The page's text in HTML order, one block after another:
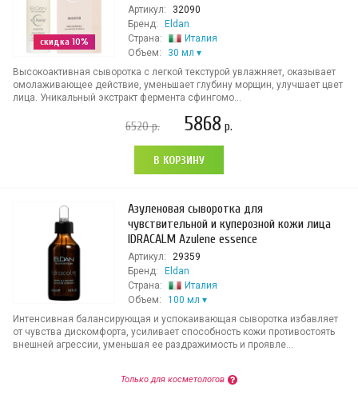
скидка 10%
Артикул:
32090
Бренд:
Eldan
Страна:
Италия
Объем:
30 мл
Высокоактивная сыворотка с легкой текстурой увлажняет, оказывает
омолаживающее действие, уменьшает глубину морщин, улучшает цвет
лица. Уникальный экстракт фермента сфингомо...
6520р. 5868 р.
В КОРЗИНУ
Азуленовая сыворотка для
чувствительной и куперозной кожи лица
IDRACALM Аzulene essence
Артикул:
29359
Бренд:
Eldan
Страна:
Италия
Объем:
100 мл
Интенсивная балансирующая и успокаивающая сыворотка избавляет
от чувства дискомфорта, усиливает способность кожи противостоять
внешней агрессии, уменьшая ее раздражимость и проявле...
Только для косметологов